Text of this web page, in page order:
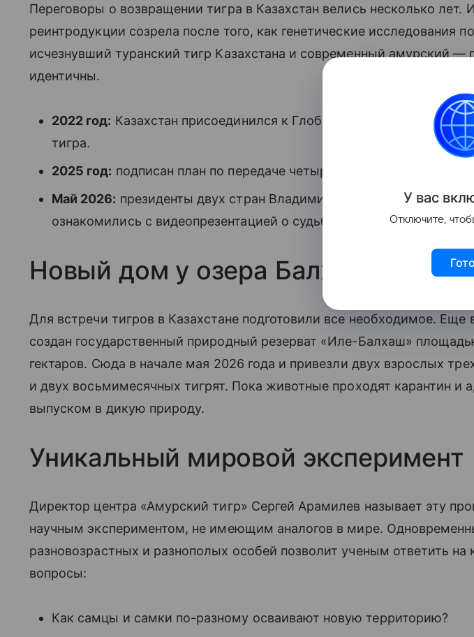
Переговоры о возвращении тигра в Казахстан велись несколько лет.
реинтродукции созрела после того, как генетические исследования
исчезнувший туранский тигр Казахстана и современный амурский —
идентичны.
2022 год: Казахстан присоединился к Глобальной программе
тигра.
2025 год: подписан план по передаче четырех
Май 2026: президенты двух стран Владимир Путин и Касым-
ознакомились с видеопрезентацией о судьбе этих животных.
Новый дом у озера Балхаш
Для встречи тигров в Казахстане подготовили все необходимое. Еще
создан государственный природный резерват «Иле-Балхаш»
гектаров. Сюда в начале мая 2026 года и привезли двух взрослых
и двух восьмимесячных тигрят. Пока животные проходят карантин и
выпуском в дикую природу.
Уникальный мировой эксперимент
Директор центра «Амурский тигр» Сергей Арамилев называет эту
научным экспериментом, не имеющим аналогов в мире.
разновозрастных и разнополых особей позволит ученым ответить
вопросы:
Как самцы и самки по-разному осваивают новую территорию?
У вас
Отключите,